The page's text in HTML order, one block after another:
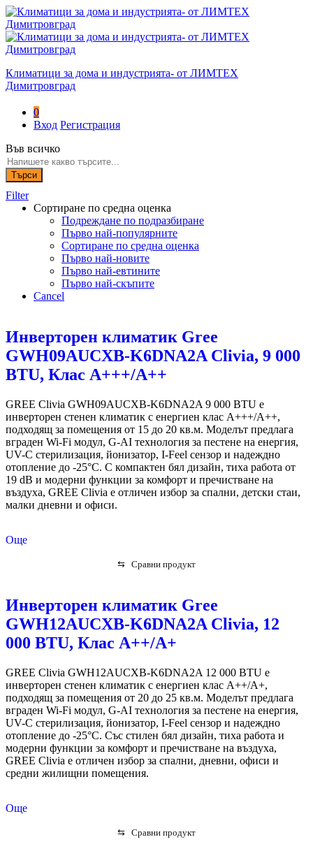
Климатици за дома и индустрията- от ЛИМТЕХ
Димитровград
0
Вход Регистрация
Във всичко
Търси
Filter
Сортиране по средна оценка
Подреждане по подразбиране
Първо най-популярните
Сортиране по средна оценка
Първо най-новите
Първо най-евтините
Първо най-скъпите
Cancel
Инверторен климатик Gree
GWH09AUCXB-K6DNA2A Clivia, 9 000
BTU, Клас А+++/A++
GREE Clivia GWH09AUCXB-K6DNA2A 9 000 BTU е
инверторен стенен климатик с енергиен клас A+++/A++,
подходящ за помещения от 15 до 20 кв.м. Моделът предлага
вграден Wi-Fi модул, G-AI технология за пестене на енергия,
UV-C стерилизация, йонизатор, I-Feel сензор и надеждно
отопление до -25°C. С компактен бял дизайн, тиха работа от
19 dB и модерни функции за комфорт и пречистване на
въздуха, GREE Clivia е отличен избор за спални, детски стаи,
малки дневни и офиси.
Още
⇆ Сравни продукт
Инверторен климатик Gree
GWH12AUCXB-K6DNA2A Clivia, 12
000 BTU, Клас А++/A+
GREE Clivia GWH12AUCXB-K6DNA2A 12 000 BTU е
инверторен стенен климатик с енергиен клас A++/A+,
подходящ за помещения от 20 до 25 кв.м. Моделът предлага
вграден Wi-Fi модул, G-AI технология за пестене на енергия,
UV-C стерилизация, йонизатор, I-Feel сензор и надеждно
отопление до -25°C. Със стилен бял дизайн, тиха работа и
модерни функции за комфорт и пречистване на въздуха,
GREE Clivia е отличен избор за спални, дневни, офиси и
средни жилищни помещения.
Още
⇆ Сравни продукт